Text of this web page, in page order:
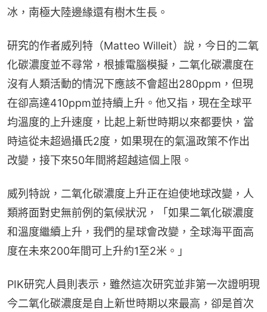
冰，南極大陸邊緣還有樹木生長。
研究的作者威列特（Matteo Willeit）說，今日的二氧
化碳濃度並不尋常，根據電腦模擬，二氧化碳濃度在
沒有人類活動的情況下應該不會超出280ppm，但現
在卻高達410ppm並持續上升。他又指，現在全球平
均溫度的上升速度，比起上新世時期以來都要快，當
時這從未超過攝氏2度，如果現在的氣溫政策不作出
改變，接下來50年間將超越這個上限。
威列特說，二氧化碳濃度上升正在迫使地球改變，人
類將面對史無前例的氣候狀況，「如果二氧化碳濃度
和溫度繼續上升，我們的星球會改變，全球海平面高
度在未來200年間可上升約1至2米。」
PIK研究人員則表示，雖然這次研究並非第一次證明現
今二氧化碳濃度是自上新世時期以來最高，卻是首次